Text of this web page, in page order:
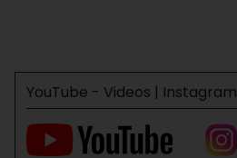
YouTube - Videos | Instagram